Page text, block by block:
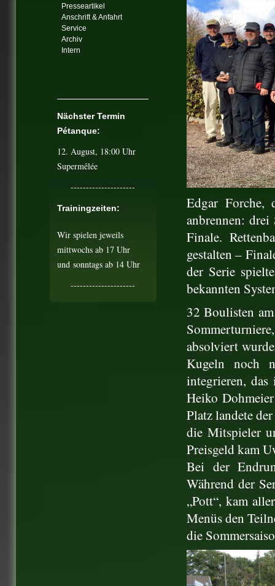
Edgar Forche,
anbrennen:
Finale.
gestalten –
der Serie
bekannten
32 Boulisten
absolviert
Kugeln noch
integrieren, das
Heiko
Platz landete
die Mitspieler
Preisgeld kam
Bei der
Während der
„Pott“, kam
Menüs den
die
Presseartikel
Anschrift & Anfahrt
Service
Archiv
Intern
Nächster Termin
Pétanque:
12. August, 18:00 Uhr
Supermêlée
---------------------
Trainingzeiten:
Wir spielen jeweils
mittwochs ab 17 Uhr
und sonntags ab 14 Uhr
---------------------